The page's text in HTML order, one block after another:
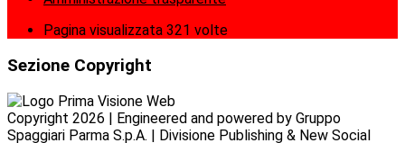
Pagina visualizzata 321 volte
Sezione Copyright
Copyright 2026 | Engineered and powered by Gruppo
Spaggiari Parma S.p.A. | Divisione Publishing & New Social